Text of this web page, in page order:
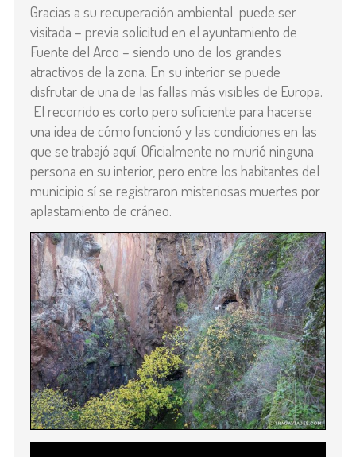
Gracias a su recuperación ambiental puede ser
visitada – previa solicitud en el ayuntamiento de
Fuente del Arco – siendo uno de los grandes
atractivos de la zona. En su interior se puede
disfrutar de una de las fallas más visibles de Europa.
El recorrido es corto pero suficiente para hacerse
una idea de cómo funcionó y las condiciones en las
que se trabajó aquí. Oficialmente no murió ninguna
persona en su interior, pero entre los habitantes del
municipio sí se registraron misteriosas muertes por
aplastamiento de cráneo.